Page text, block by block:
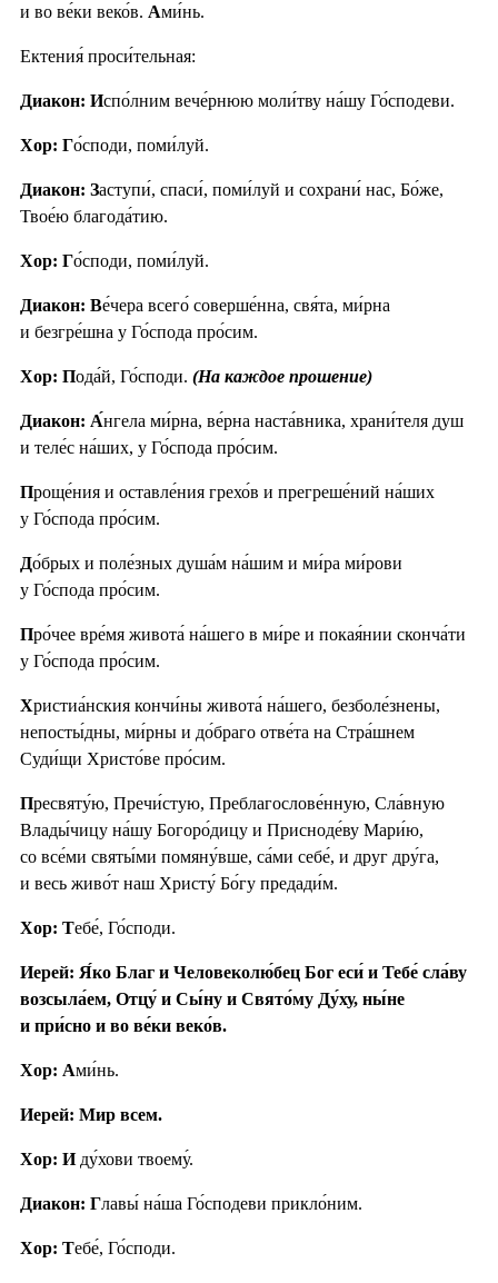
и во ве́ки веко́в. Ами́нь.
Ектения́ проси́тельная:
Диакон: Испо́лним вече́рнюю моли́тву на́шу Го́сподеви.
Хор: Го́споди, поми́луй.
Диакон: Заступи́, спаси́, поми́луй и сохрани́ нас, Бо́же,
Твое́ю благода́тию.
Хор: Го́споди, поми́луй.
Диакон: Ве́чера всего́ соверше́нна, свя́та, ми́рна
и безгре́шна у Го́спода про́сим.
Хор: Пода́й, Го́споди. (На каждое прошение)
Диакон: А́нгела ми́рна, ве́рна наста́вника, храни́теля душ
и теле́с на́ших, у Го́спода про́сим.
Проще́ния и оставле́ния грехо́в и прегреше́ний на́ших
у Го́спода про́сим.
До́брых и поле́зных душа́м на́шим и ми́ра ми́рови
у Го́спода про́сим.
Про́чее вре́мя живота́ на́шего в ми́ре и покая́нии сконча́ти
у Го́спода про́сим.
Христиа́нския кончи́ны живота́ на́шего, безболе́знены,
непосты́дны, ми́рны и до́браго отве́та на Стра́шнем
Суди́щи Христо́ве про́сим.
Пресвяту́ю, Пречи́стую, Преблагослове́нную, Сла́вную
Влады́чицу на́шу Богоро́дицу и Присноде́ву Мари́ю,
со все́ми святы́ми помяну́вше, са́ми себе́, и друг дру́га,
и весь живо́т наш Христу́ Бо́гу предади́м.
Хор: Тебе́, Го́споди.
Иерей: Я́ко Благ и Человеколю́бец Бог еси́ и Тебе́ сла́ву
возсыла́ем, Отцу́ и Сы́ну и Свято́му Ду́ху, ны́не
и при́сно и во ве́ки веко́в.
Хор: Ами́нь.
Иерей: Мир всем.
Хор: Иду́хови твоему́.
Диакон: Главы́ на́ша Го́сподеви прикло́ним.
Хор: Тебе́, Го́споди.